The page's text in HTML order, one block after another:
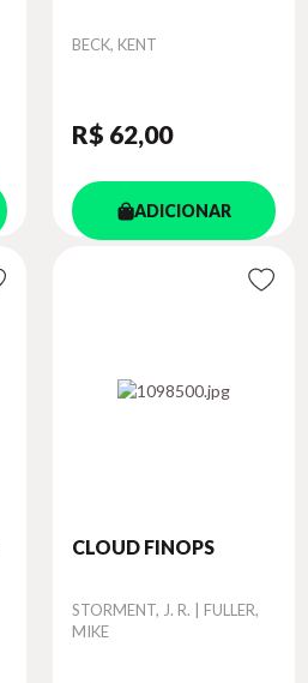
Autor
BECK, KENT
R$ 62,00
ADICIONAR
CLOUD FINOPS
Autor
STORMENT, J. R. | FULLER,
MIKE